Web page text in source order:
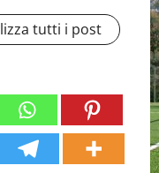
tutti i post